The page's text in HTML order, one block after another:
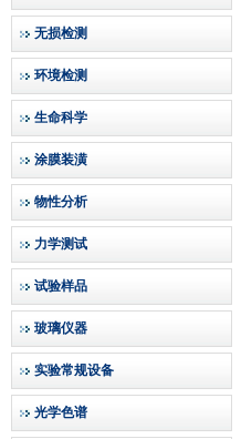
无损检测
环境检测
生命科学
涂膜装潢
物性分析
力学测试
试验样品
玻璃仪器
实验常规设备
光学色谱